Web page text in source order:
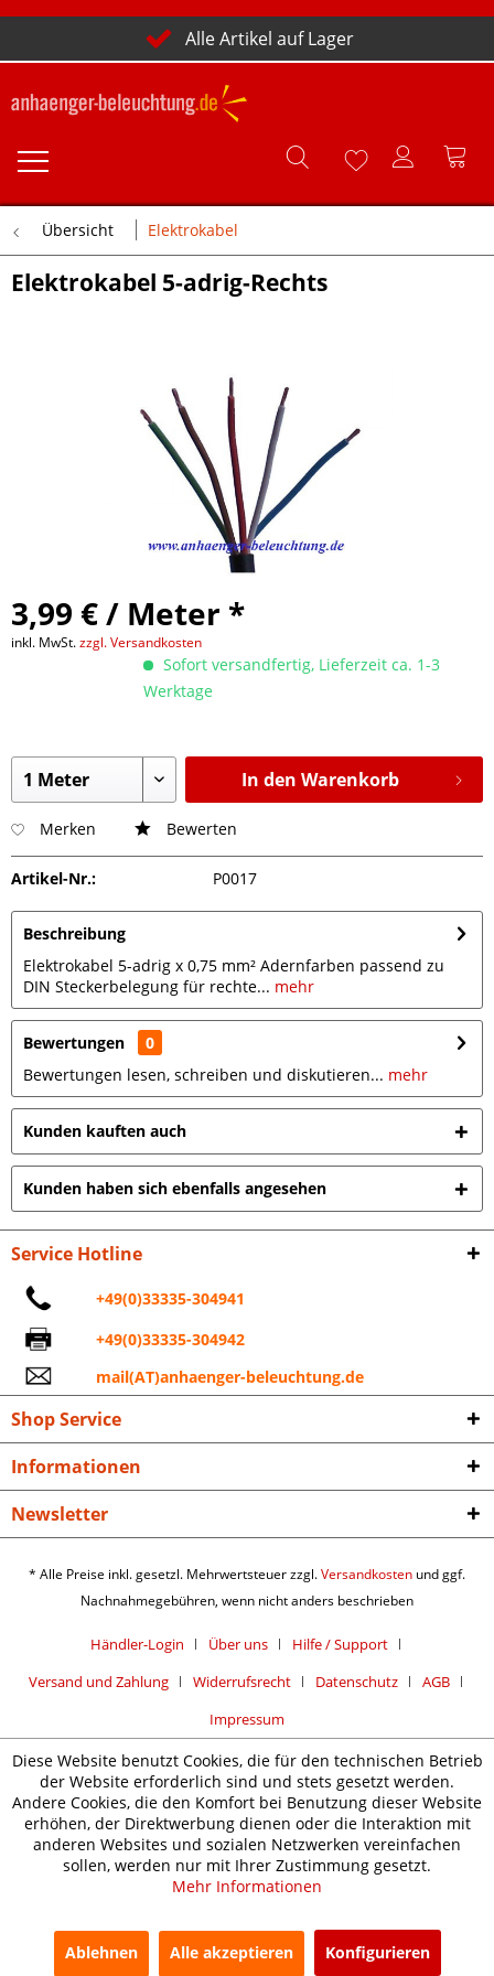
Alle Artikel auf Lager
Übersicht Elektrokabel
Elektrokabel 5-adrig-Rechts
3,99 € / Meter *
inkl. MwSt.zzgl. Versandkosten
Sofort versandfertig, Lieferzeit ca. 1-3
Werktage
In den Warenkorb
Merken Bewerten
Artikel-Nr.: P0017
Beschreibung
Elektrokabel 5-adrig x 0,75 mm² Adernfarben passend zu
DIN Steckerbelegung für rechte... mehr
Bewertungen
0
Bewertungen lesen, schreiben und diskutieren... mehr
Kunden kauften auch
Kunden haben sich ebenfalls angesehen
Service Hotline
+49(0)33335-304941
+49(0)33335-304942
mail(AT)anhaenger-beleuchtung.de
Shop Service
Informationen
Newsletter
* Alle Preise inkl. gesetzl. Mehrwertsteuer zzgl.Versandkosten und ggf.
Nachnahmegebühren, wenn nicht anders beschrieben
Händler-Login Über uns
Hilfe / Support
Versand und Zahlung
Widerrufsrecht Datenschutz
AGB
Impressum
Diese Website benutzt Cookies, die für den technischen Betrieb
der Website erforderlich sind und stets gesetzt werden.
Andere Cookies, die den Komfort bei Benutzung dieser Website
erhöhen, der Direktwerbung dienen oder die Interaktion mit
anderen Websites und sozialen Netzwerken vereinfachen
sollen, werden nur mit Ihrer Zustimmung gesetzt.
Mehr Informationen
Ablehnen Alle akzeptieren Konfigurieren